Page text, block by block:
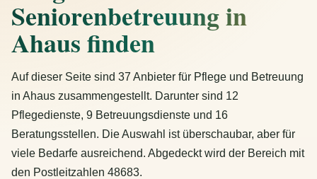
Seniorenbetreuung in
Ahaus finden
Auf dieser Seite sind 37 Anbieter für Pflege und Betreuung
in Ahaus zusammengestellt. Darunter sind 12
Pflegedienste, 9 Betreuungsdienste und 16
Beratungsstellen. Die Auswahl ist überschaubar, aber für
viele Bedarfe ausreichend. Abgedeckt wird der Bereich mit
den Postleitzahlen 48683.